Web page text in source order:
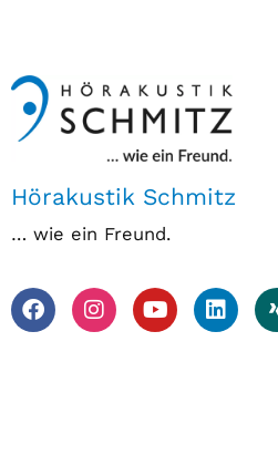
Hörakustik Schmitz
… wie ein Freund.